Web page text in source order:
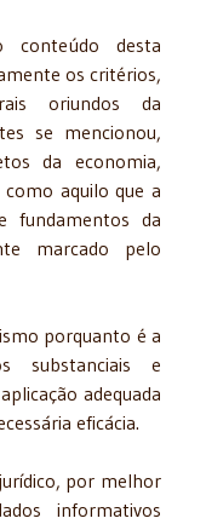
desta
os critérios,
oriundos da
se mencionou,
da economia,
aquilo que a
fundamentos da
marcado pelo
porquanto é a
substanciais e
adequada
eficácia.
por melhor
informativos